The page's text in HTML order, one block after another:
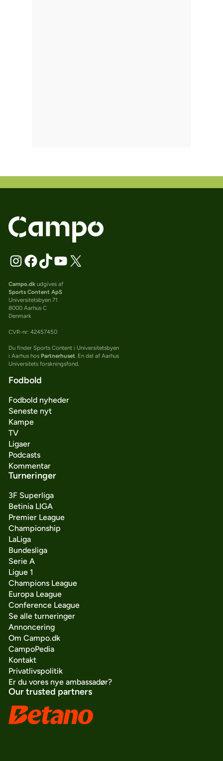
Campo.dkudgives af
Sports Content ApS
Universitetsbyen 71
8000 Aarhus C
Denmark
CVR-nr: 42457450
Du finder Sports Content i Universitetsbyen
i Aarhus hos Partnerhuset. En del af Aarhus
Universitets forskningsfond.
Fodbold
Fodbold nyheder
Seneste nyt
Kampe
TV
Ligaer
Podcasts
Kommentar
Turneringer
3F Superliga
Betinia LIGA
Premier League
Championship
LaLiga
Bundesliga
Serie A
Ligue 1
Champions League
Europa League
Conference League
Se alle turneringer
Annoncering
Om Campo.dk
CampoPedia
Kontakt
Privatlivspolitik
Er du vores nye ambassadør?
Our trusted partners